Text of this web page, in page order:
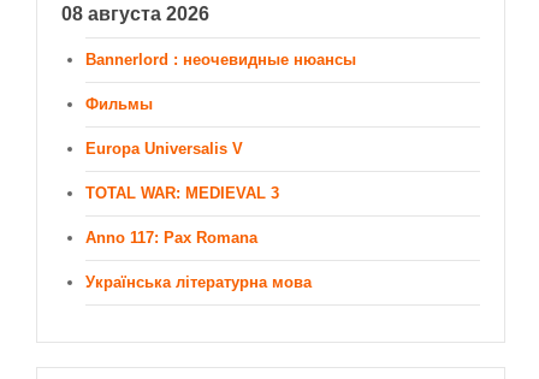
08 августа 2026
Bannerlord : неочевидные нюансы
Фильмы
Europa Universalis V
TOTAL WAR: MEDIEVAL 3
Anno 117: Pax Romana
Українська літературна мова